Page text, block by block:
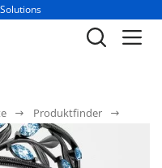
Abteilung:
Produktfinder